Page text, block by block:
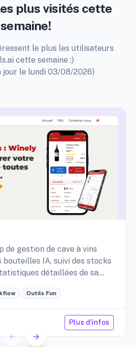
plus visités cette
semaine!
le plus les utilisateurs
cette semaine ;)
jour le lundi 03/08/2026)
de gestion de cave à vins
bouteilles IA, suivi des stocks
détaillées de sa
Outils Fun
Plus d'infos